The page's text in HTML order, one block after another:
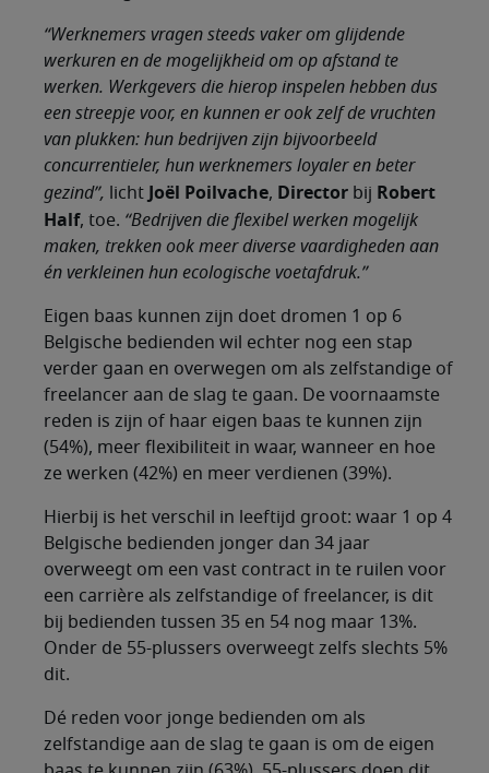
“Werknemers vragen steeds vaker om glijdende
werkuren en de mogelijkheid om op afstand te
werken. Werkgevers die hierop inspelen hebben dus
een streepje voor, en kunnen er ook zelf de vruchten
van plukken: hun bedrijven zijn bijvoorbeeld
concurrentieler, hun werknemers loyaler en beter
gezind”, licht Joël Poilvache, Director bij Robert
Half, toe. “Bedrijven die flexibel werken mogelijk
maken, trekken ook meer diverse vaardigheden aan
én verkleinen hun ecologische voetafdruk.”
Eigen baas kunnen zijn doet dromen 1 op 6
Belgische bedienden wil echter nog een stap
verder gaan en overwegen om als zelfstandige of
freelancer aan de slag te gaan. De voornaamste
reden is zijn of haar eigen baas te kunnen zijn
(54%), meer flexibiliteit in waar, wanneer en hoe
ze werken (42%) en meer verdienen (39%).
Hierbij is het verschil in leeftijd groot: waar 1 op 4
Belgische bedienden jonger dan 34 jaar
overweegt om een vast contract in te ruilen voor
een carrière als zelfstandige of freelancer, is dit
bij bedienden tussen 35 en 54 nog maar 13%.
Onder de 55-plussers overweegt zelfs slechts 5%
dit.
Dé reden voor jonge bedienden om als
zelfstandige aan de slag te gaan is om de eigen